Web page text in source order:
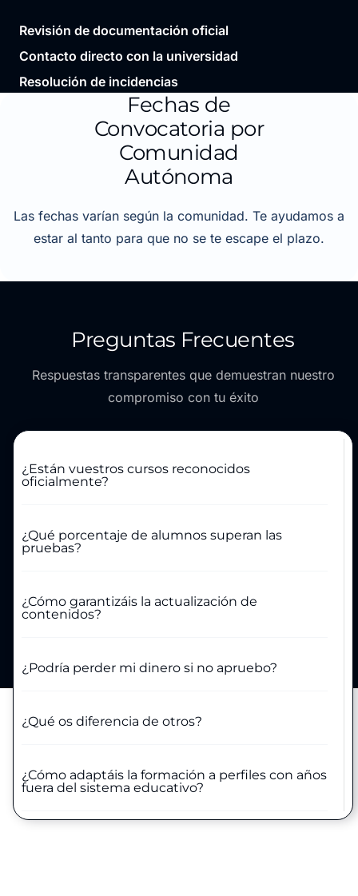
Revisión de documentación oficial
Contacto directo con la universidad
Resolución de incidencias
Fechas de
Convocatoria por
Comunidad
Autónoma
Las fechas varían según la comunidad. Te ayudamos a
estar al tanto para que no se te escape el plazo.
Preguntas Frecuentes
Respuestas transparentes que demuestran nuestro
compromiso con tu éxito
¿Están vuestros cursos reconocidos
oficialmente?
¿Qué porcentaje de alumnos superan las
pruebas?
¿Cómo garantizáis la actualización de
contenidos?
¿Podría perder mi dinero si no apruebo?
¿Qué os diferencia de otros?
¿Cómo adaptáis la formación a perfiles con años
fuera del sistema educativo?